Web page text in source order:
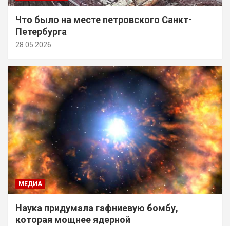
Что было на месте петровского Санкт-
Петербурга
28.05.2026
МЕДИА
Наука придумала гафниевую бомбу,
которая мощнее ядерной